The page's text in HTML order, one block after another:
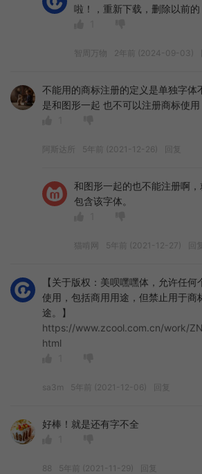
啦！，重新下载，删除以前
智周万物 2年前 (2024-09-03)
不能用的商标注册的定义是单独字体
是和图形一起 也不可以注册商标使用
阿斯达所 5年前 (2021-12-26) 回复
和图形一起的也不能注册啊
包含该字体。
猫啃网 5年前 (2021-12-27) 回复
【关于版权：美呗嘿嘿体，允许任
使用，包括商用用途，但禁止用于商
途。】
https://www.zcool.com.cn/work/
html
sa3m 5年前 (2021-12-06) 回复
好棒！就是还有字不全
88 5年前 (2021-11-29) 回复